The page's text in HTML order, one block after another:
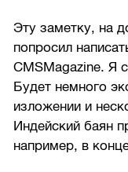
Эту заметку, на
попросил
CMSMagazine. Я
Будет немного
изложении и
Индейский баян
например, в